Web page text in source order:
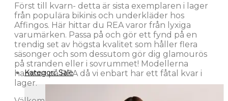
Först till kvarn- detta är sista exemplaren i lager
från populära bikinis och underkläder hos
Affingos. Här hittar du REA varor från lyxiga
varumärken. Passa på och gör ett fynd på en
trendig set av högsta kvalitet som håller flera
säsonger och som dessutom gör dig glamourös
på stranden eller i sovrummet! Modellerna
hamnar på REA då vi enbart har ett fåtal kvar i
lager.
Kategori:Sale